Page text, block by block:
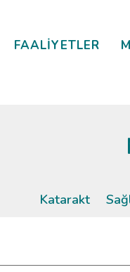
FAALİYETLER
Katarakt